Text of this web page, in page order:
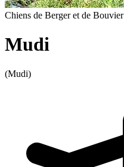
Chiens de Berger et de Bouvier
Mudi
(Mudi)